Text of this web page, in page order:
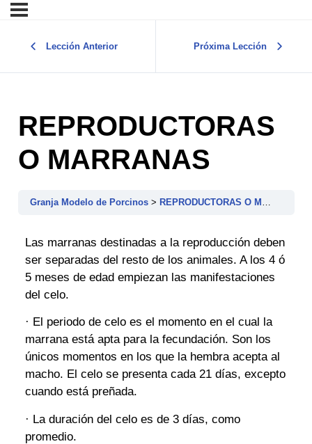
Lección Anterior Próxima Lección
REPRODUCTORAS
O MARRANAS
Granja Modelo de Porcinos REPRODUCTORAS O MARRANAS
Las marranas destinadas a la reproducción deben
ser separadas del resto de los animales. A los 4 ó
5 meses de edad empiezan las manifestaciones
del celo.
· El periodo de celo es el momento en el cual la
marrana está apta para la fecundación. Son los
únicos momentos en los que la hembra acepta al
macho. El celo se presenta cada 21 días, excepto
cuando está preñada.
· La duración del celo es de 3 días, como
promedio.